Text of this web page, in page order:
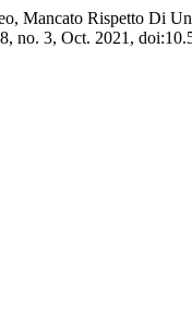
Mancato Rispetto Di
no. 3, Oct. 2021,